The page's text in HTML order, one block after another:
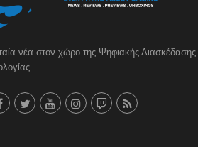
νέα στον χώρο της Ψηφιακής Διασκέδασης